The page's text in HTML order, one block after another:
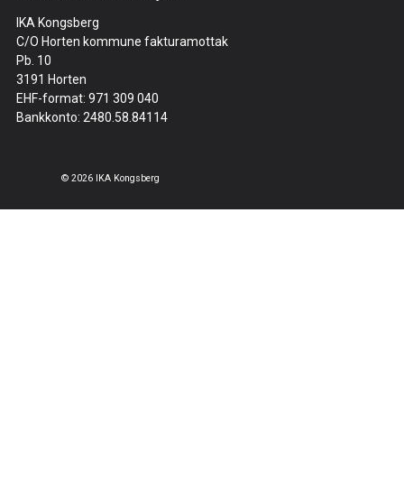
IKA Kongsberg
C/O Horten kommune fakturamottak
Pb. 10
3191 Horten
EHF-format: 971 309 040
Bankkonto: 2480.58.84114
© 2026 IKA Kongsberg